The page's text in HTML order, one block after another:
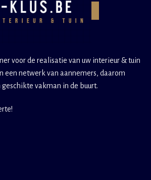
voor de realisatie van uw interieur & tuin
een netwerk van aannemers, daarom
vakman in de buurt.